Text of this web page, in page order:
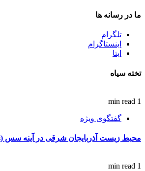
ما در رسانه ها
تلگرام
اینستاگرام
ایتا
تخته سیاه
1 min read
گفتگوی ویژه
محیط زیست آذربایجان شرقی در آینه سس (sas)
1 min read